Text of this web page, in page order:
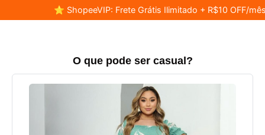
⭐ ShopeeVIP: Frete Grátis Ilimitado + R$10 OFF/
O que pode ser casual?